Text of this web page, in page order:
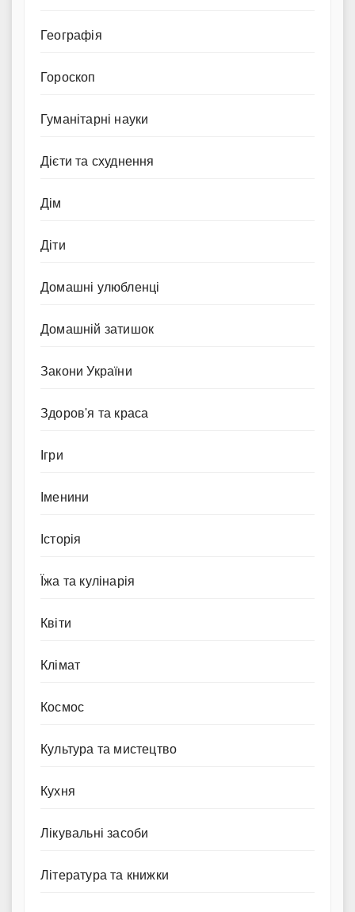
Географія
Гороскоп
Гуманітарні науки
Дієти та схуднення
Дім
Діти
Домашні улюбленці
Домашній затишок
Закони України
Здоров'я та краса
Ігри
Іменини
Історія
Їжа та кулінарія
Квіти
Клімат
Космос
Культура та мистецтво
Кухня
Лікувальні засоби
Література та книжки